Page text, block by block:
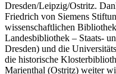
Dresden/Leipzig/Ostritz.
Friedrich von Siemens
wissenschaftlichen
Landesbibliothek – Staats-
Dresden) und die
die historische
Marienthal (Ostritz) weiter